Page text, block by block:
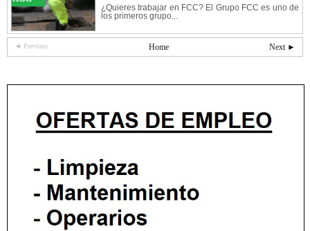
¿Quieres trabajar en FCC? El Grupo FCC es uno de
los primeros grupo...
◄ Previous Next ►
Home